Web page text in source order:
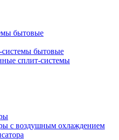
бытовые
бытовые
сплит-системы
с воздушным охлаждением